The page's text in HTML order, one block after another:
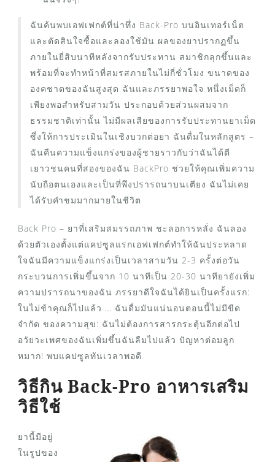
ฉันค้นพบเอฟเฟกต์ที่น่าทึ่ง Back-Pro บนอินเทอร์เน็ต
และตัดสินใจซื้อและลองใช้มัน ผลของยาปรากฏขึ้น
ภายในยี่สิบนาทีหลังจากรับประทาน สมาชิกลุกขึ้นและ
พร้อมที่จะทำหน้าที่สมรสภายในไม่กี่ชั่วโมง ขนาดของ
องคชาตของฉันสูงสุด ฉันและภรรยาพอใจ หนึ่งเม็ดก็
เพียงพอสำหรับสามวัน ประกอบด้วยส่วนผสมจาก
ธรรมชาติเท่านั้น ไม่มีผลเสียของการรับประทานยาเม็ด
ซึ่งให้การประเมินในเชิงบวกต่อยา ฉันดื่มในหลักสูตร –
ฉันคืนความแข็งแกร่งของผู้ชายราวกับว่าฉันได้ตี
เยาวชนคนที่สองของฉัน BackPro ช่วยให้คุณเพิ่มความ
นับถือตนเองและเป็นที่พึงปรารถนาบนเตียง ฉันไม่เคย
ได้รับคำชมมากมายในชีวิต
Back Pro – ยาที่เสริมสมรรถภาพ ชะลอการหลั่ง ฉันลอง
ด้วยตัวเองตั้งแต่แคปซูลแรกเอฟเฟกต์ทำให้ฉันประหลาด
ใจฉันมีความแข็งแกร่งเป็นเวลาสามวัน 2-3 ครั้งต่อวัน
กระบวนการเพิ่มขึ้นจาก 10 นาทีเป็น 20-30 นาทียายังเพิ่ม
ความปรารถนาของฉัน ภรรยาดีใจฉันได้ยินเป็นครั้งแรก:
ในไม่ช้าคุณก็ไปแล้ว … ฉันดื่มมันแน่นอนตอนนี้ไม่มีขีด
จำกัด ของความสุข: ฉันไม่ต้องการสารกระตุ้นอีกต่อไป
อวัยวะเพศของฉันเพิ่มขึ้นฉันลืมไปแล้ว ปัญหาต่อมลูก
หมาก! พบแคปซูลทันเวลาพอดี
วิธีกิน Back-Pro อาหารเสริม
วิธีใช้
ยานี้มีอยู่
ในรูปของ